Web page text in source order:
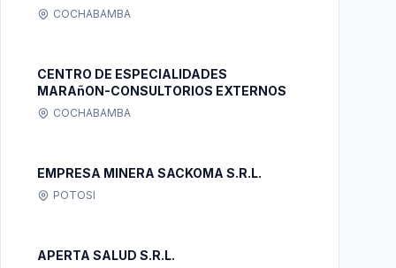
COCHABAMBA
CENTRO DE ESPECIALIDADES
MARAñON-CONSULTORIOS EXTERNOS
COCHABAMBA
EMPRESA MINERA SACKOMA S.R.L.
POTOSI
APERTA SALUD S.R.L.